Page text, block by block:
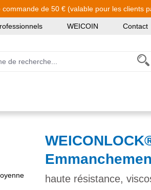
de 50 € (valable pour les clients
WEICOIN Contact
haute résistance,